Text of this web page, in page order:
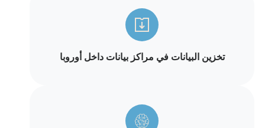
تخزين البيانات في مراكز بيانات داخل أوروبا